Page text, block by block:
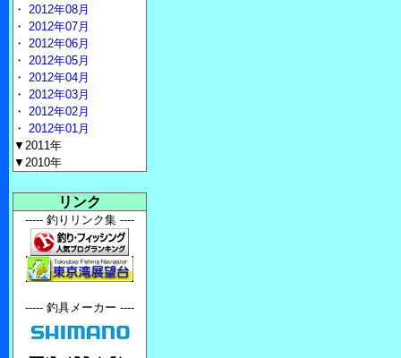
・ 2012年08月
・ 2012年07月
・ 2012年06月
・ 2012年05月
・ 2012年04月
・ 2012年03月
・ 2012年02月
・ 2012年01月
▼2011年
▼2010年
リンク
----- 釣りリンク集 ----
----- 釣具メーカー ----